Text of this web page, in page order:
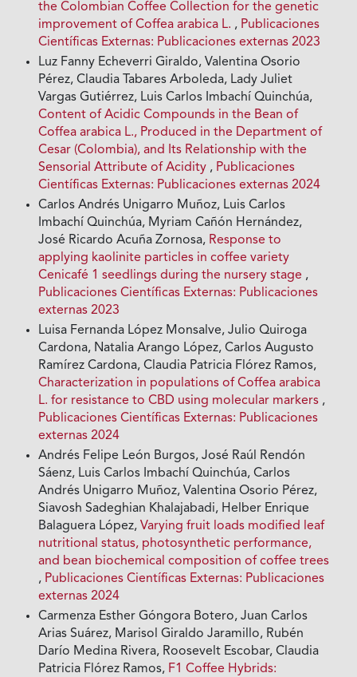
the Colombian Coffee Collection for the genetic
improvement of Coffea arabica L. , Publicaciones
Científicas Externas: Publicaciones externas 2023
Luz Fanny Echeverri Giraldo, Valentina Osorio
Pérez, Claudia Tabares Arboleda, Lady Juliet
Vargas Gutiérrez, Luis Carlos Imbachí Quinchúa,
Content of Acidic Compounds in the Bean of
Coffea arabica L., Produced in the Department of
Cesar (Colombia), and Its Relationship with the
Sensorial Attribute of Acidity , Publicaciones
Científicas Externas: Publicaciones externas 2024
Carlos Andrés Unigarro Muñoz, Luis Carlos
Imbachí Quinchúa, Myriam Cañón Hernández,
José Ricardo Acuña Zornosa, Response to
applying kaolinite particles in coffee variety
Cenicafé 1 seedlings during the nursery stage ,
Publicaciones Científicas Externas: Publicaciones
externas 2023
Luisa Fernanda López Monsalve, Julio Quiroga
Cardona, Natalia Arango López, Carlos Augusto
Ramírez Cardona, Claudia Patricia Flórez Ramos,
Characterization in populations of Coffea arabica
L. for resistance to CBD using molecular markers ,
Publicaciones Científicas Externas: Publicaciones
externas 2024
Andrés Felipe León Burgos, José Raúl Rendón
Sáenz, Luis Carlos Imbachí Quinchúa, Carlos
Andrés Unigarro Muñoz, Valentina Osorio Pérez,
Siavosh Sadeghian Khalajabadi, Helber Enrique
Balaguera López,Varying fruit loads modified leaf
nutritional status, photosynthetic performance,
and bean biochemical composition of coffee trees
, Publicaciones Científicas Externas: Publicaciones
externas 2024
Carmenza Esther Góngora Botero, Juan Carlos
Arias Suárez, Marisol Giraldo Jaramillo, Rubén
Darío Medina Rivera, Roosevelt Escobar, Claudia
Patricia Flórez Ramos, F1 Coffee Hybrids: